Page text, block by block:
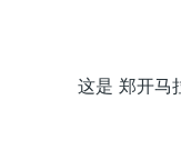
这是 郑开马